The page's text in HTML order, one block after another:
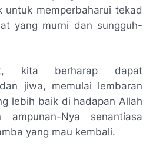
untuk memperbaharui tekad
yang murni dan sungguh-
kita berharap dapat
jiwa, memulai lembaran
lebih baik di hadapan Allah
Nya senantiasa
yang mau kembali.